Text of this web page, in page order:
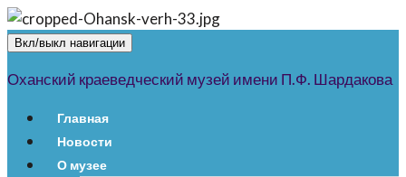
Вкл/выкл навигации
Оханский краеведческий музей имени П.Ф. Шардакова
Главная
Новости
О музее